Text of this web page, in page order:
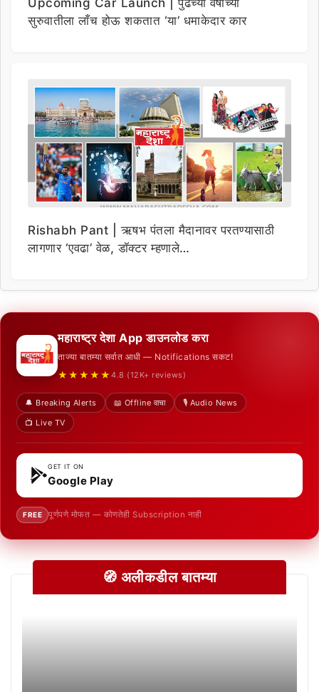
Upcoming Car Launch | पुढच्या वर्षाच्या
सुरुवातीला लाँच होऊ शकतात ‘या’ धमाकेदार कार
Rishabh Pant | ऋषभ पंतला मैदानावर परतण्यासाठी
लागणार ‘एवढा’ वेळ, डॉक्टर म्हणाले…
महाराष्ट्र देशा App डाउनलोड करा
ताज्या बातम्या सर्वात आधी — Notifications सकट!
★★★★★ 4.8 (12K+ reviews)
🔔 Breaking Alerts 📖 Offline वाचा
🎙️ Audio News
📺 Live TV
GET IT ON
Google Play
FREE पूर्णपणे मोफत — कोणतेही Subscription नाही
🧭 अलीकडील बातम्या